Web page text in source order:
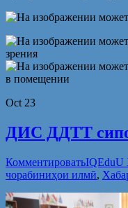
Oct 23
ДИС ДДТТ
КомментироватьIQEduU
чорабиниҳои илмӣ,